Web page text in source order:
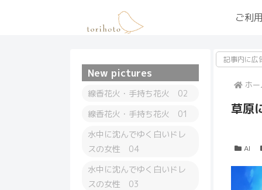
ご利
記事内に広
ホ
草原
AI
New pictures
線香花火・手持ち花火 02
線香花火・手持ち花火 01
水中に沈んでゆく白いドレ
スの女性 04
水中に沈んでゆく白いドレ
スの女性 03